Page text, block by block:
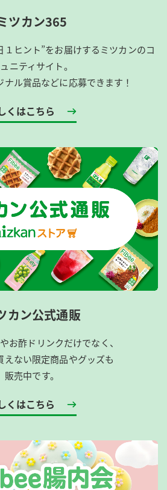
ツカン365
１ヒント”をお届けするミツカンのコ
ニティサイト。
ル賞品などに応募できます！
くはこちら
カン公式通販
お酢ドリンクだけでなく、
えない限定商品やグッズも
販売中です。
くはこちら